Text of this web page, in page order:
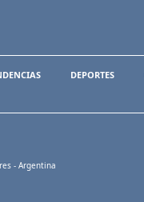
DEPORTES
- Argentina